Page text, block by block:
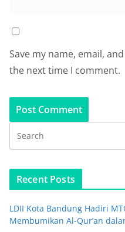
Save my name, email,
the next time I comment.
Recent Posts
LDII Kota Bandung Hadiri
Membumikan Al-Qur’an